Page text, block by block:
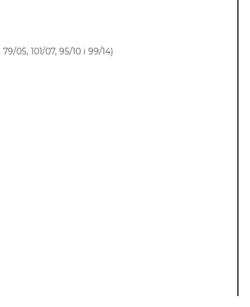
05, 101/07, 95/10 i 99/14)